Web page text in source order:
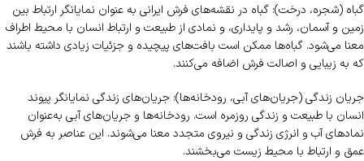
گباه (شجره، درخت): گباه در نقشه‌های فرش ایرانی به عنوان نمایانگر ارتباط بین
زمین و آسمان، رشد و پایداری، و نمادی از طبیعت و ارتباط انسان با محیط اطراف
معنا می‌شود. گباه‌ها ممکن است بافت‌های پیچیده و جزئیات زیادی داشته باشند
که به زیبایی و اصالت فرش اضافه می‌کنند.
جریان زندگی (جریان‌های آبی، رودخانه‌ها): جریان‌های زندگی نمایانگر پیوند
انسان با طبیعت و زندگی روزمره است. رودخانه‌ها و جریان‌های آبی به‌عنوان
نمادهای آب و انرژی زندگی و نیروی متجدد معنا می‌شوند. این عناصر به فرش
عمق و ارتباط با محیط زیست می‌بخشند.